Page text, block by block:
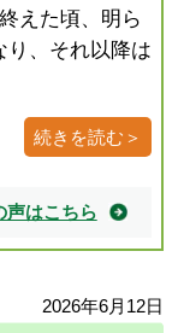
えた頃、明ら
り、それ以降は
続きを読む＞
声はこちら
2026年6月12日